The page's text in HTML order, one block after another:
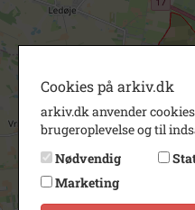
Cookies på arkiv.dk
arkiv.dk anvender
brugeroplevelse og til
Nødvendig
Marketing